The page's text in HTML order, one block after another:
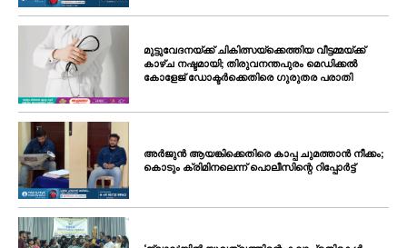
മുട്ടുവേദനയ്ക്ക് ചികിത്സയ്‌ക്കെത്തിയ വീട്ടമ്മയ്ക്ക്
കാഴ്ച നഷ്ടമായി; തിരുവനന്തപുരം മെഡിക്കൽ
കോളേജ് ഡോക്ടർക്കെതിരെ ഗുരുതര പരാതി
അർജുൻ ആയങ്കിക്കെതിരെ കാപ്പ ചുമത്താൻ നീക്കം;
കൊടും ക്രിമിനലെന്ന് പൊലീസിന്റെ റിപ്പോർട്ട്